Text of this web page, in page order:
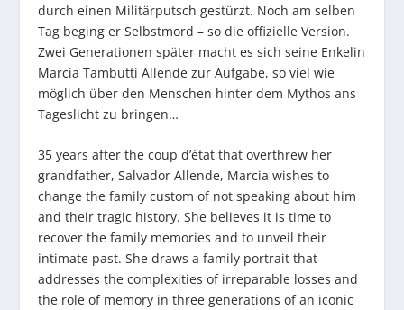
durch einen Militärputsch gestürzt. Noch am selben
Tag beging er Selbstmord – so die offizielle Version.
Zwei Generationen später macht es sich seine Enkelin
Marcia Tambutti Allende zur Aufgabe, so viel wie
möglich über den Menschen hinter dem Mythos ans
Tageslicht zu bringen…
35 years after the coup d’état that overthrew her
grandfather, Salvador Allende, Marcia wishes to
change the family custom of not speaking about him
and their tragic history. She believes it is time to
recover the family memories and to unveil their
intimate past. She draws a family portrait that
addresses the complexities of irreparable losses and
the role of memory in three generations of an iconic